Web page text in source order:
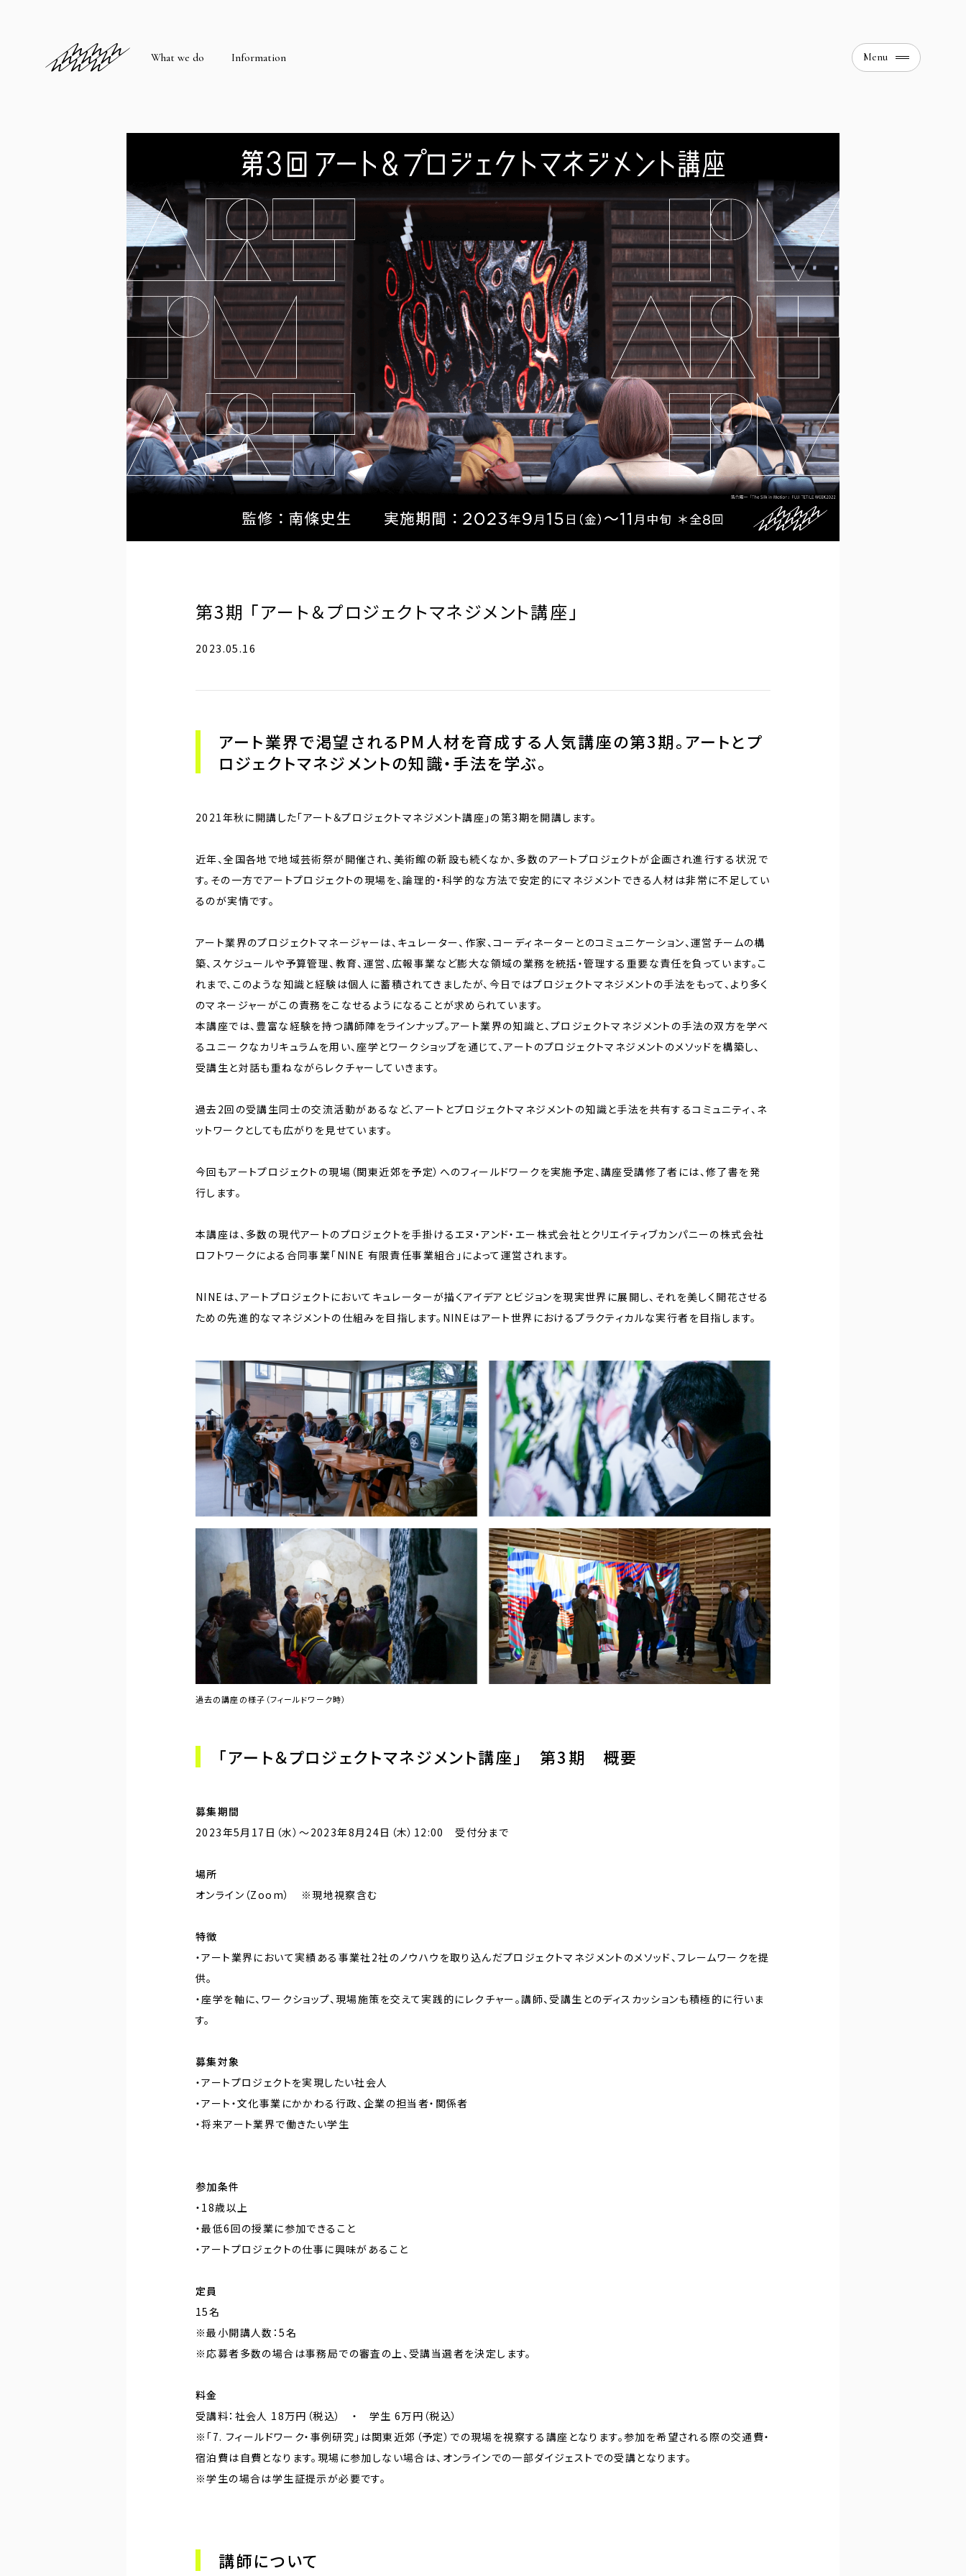
What we do Information
第3期 「アート＆プロジェクトマネジメント講座」
2023.05.16
アート業界で渇望されるPM人材を育成する人気講座の第3期。アートとプ
ロジェクトマネジメントの知識・手法を学ぶ。
2021年秋に開講した「アート＆プロジェクトマネジメント講座」の第3期を開講します。
近年、全国各地で地域芸術祭が開催され、美術館の新設も続くなか、多数のアートプロジェクトが企画され進行する状況で
す。その一方でアートプロジェクトの現場を、論理的・科学的な方法で安定的にマネジメントできる人材は非常に不足してい
るのが実情です。
アート業界のプロジェクトマネージャーは、キュレーター、作家、コーディネーターとのコミュニケーション、運営チームの構
築、スケジュールや予算管理、教育、運営、広報事業など膨大な領域の業務を統括・管理する重要な責任を負っています。こ
れまで、このような知識と経験は個人に蓄積されてきましたが、今日ではプロジェクトマネジメントの手法をもって、より多く
のマネージャーがこの責務をこなせるようになることが求められています。
本講座では、豊富な経験を持つ講師陣をラインナップ。アート業界の知識と、プロジェクトマネジメントの手法の双方を学べ
るユニークなカリキュラムを用い、座学とワークショップを通じて、アートのプロジェクトマネジメントのメソッドを構築し、
受講生と対話も重ねながらレクチャーしていきます。
過去2回の受講生同士の交流活動があるなど、アートとプロジェクトマネジメントの知識と手法を共有するコミュニティ、ネ
ットワークとしても広がりを見せています。
今回もアートプロジェクトの現場（関東近郊を予定）へのフィールドワークを実施予定、講座受講修了者には、修了書を発
行します。
本講座は、多数の現代アートのプロジェクトを手掛けるエヌ・アンド・エー株式会社とクリエイティブカンパニーの株式会社
ロフトワークによる合同事業「NINE 有限責任事業組合」によって運営されます。
NINEは、アートプロジェクトにおいてキュレーターが描くアイデアとビジョンを現実世界に展開し、それを美しく開花させる
ための先進的なマネジメントの仕組みを目指します。NINEはアート世界におけるプラクティカルな実行者を目指します。
過去の講座の様子（フィールドワーク時）
「アート＆プロジェクトマネジメント講座」 第3期 概要
募集期間
2023年5月17日（水）〜2023年8月24日（木）12:00 受付分まで
場所
オンライン（Zoom） ※現地視察含む
特徴
・アート業界において実績ある事業社2社のノウハウを取り込んだプロジェクトマネジメントのメソッド、フレームワークを提
供。
・座学を軸に、ワークショップ、現場施策を交えて実践的にレクチャー。講師、受講生とのディスカッションも積極的に行いま
す。
募集対象
・アートプロジェクトを実現したい社会人
・アート・文化事業にかかわる行政、企業の担当者・関係者
・将来アート業界で働きたい学生
参加条件
・18歳以上
・最低6回の授業に参加できること
・アートプロジェクトの仕事に興味があること
定員
15名
※最小開講人数：5名
※応募者多数の場合は事務局での審査の上、受講当選者を決定します。
料金
受講料：社会人 18万円（税込） ・ 学生 6万円（税込）
※「7. フィールドワーク・事例研究」は関東近郊（予定）での現場を視察する講座となります。参加を希望される際の交通費・
宿泊費は自費となります。現場に参加しない場合は、オンラインでの一部ダイジェストでの受講となります。
※学生の場合は学生証提示が必要です。
講師について